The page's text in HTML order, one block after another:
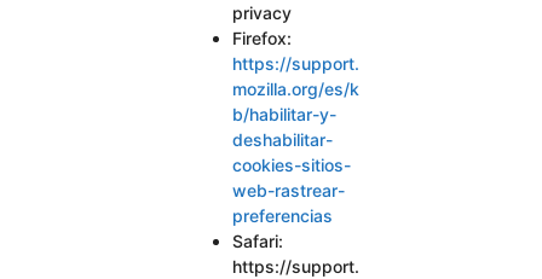
privacy
Firefox:
https://support.
mozilla.org/es/k
b/habilitar-y-
deshabilitar-
cookies-sitios-
web-rastrear-
preferencias
Safari:
https://support.